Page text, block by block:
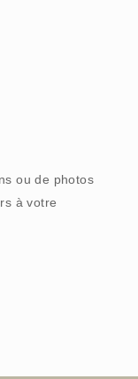
ou de photos
à votre